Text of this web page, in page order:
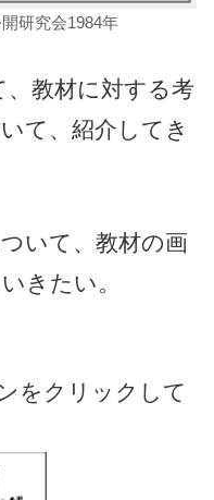
研究会1984年
教材に対する考
て、紹介してき
いて、教材の画
きたい。
をクリックして